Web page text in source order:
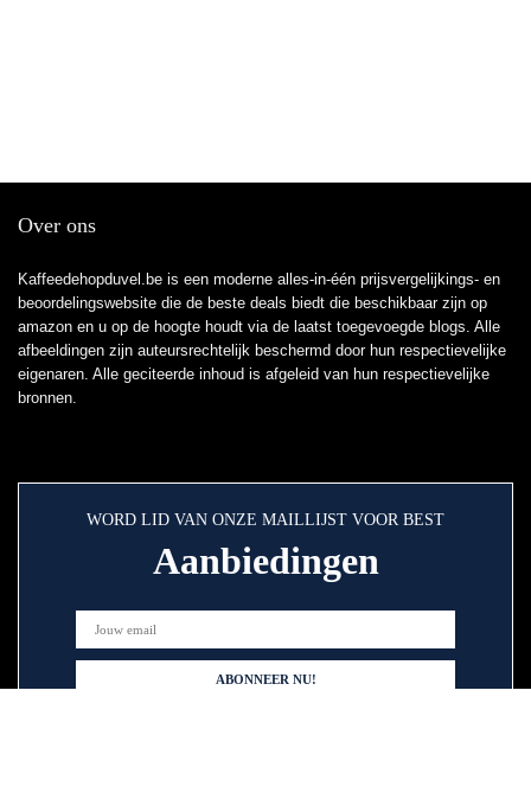
Over ons
Kaffeedehopduvel.be is een moderne alles-in-één prijsvergelijkings- en
beoordelingswebsite die de beste deals biedt die beschikbaar zijn op
amazon en u op de hoogte houdt via de laatst toegevoegde blogs. Alle
afbeeldingen zijn auteursrechtelijk beschermd door hun respectievelijke
eigenaren. Alle geciteerde inhoud is afgeleid van hun respectievelijke
bronnen.
WORD LID VAN ONZE MAILLIJST VOOR BEST
Aanbiedingen